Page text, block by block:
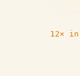
12× in